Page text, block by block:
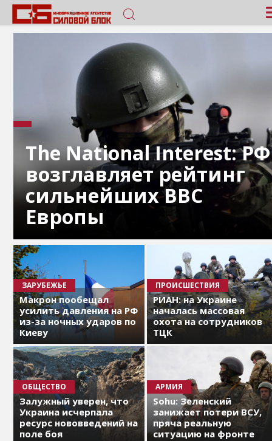
The National Interest: РФ
возглавляет рейтинг
сильнейших ВВС
Европы
ЗАРУБЕЖЬЕ
Макрон пообещал
усилить давления на РФ
из-за ночных ударов по
Киеву
ПРОИСШЕСТВИЯ
РИАН: на Украине
началась массовая
охота на сотрудников
ТЦК
ОБЩЕСТВО
Залужный уверен, что
Украина исчерпала
ресурс нововведений на
поле боя
АРМИЯ
Sohu: Зеленский
занижает потери ВСУ,
пряча реальную
ситуацию на фронте